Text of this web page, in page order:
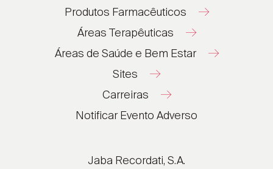
Produtos Farmacêuticos
Áreas Terapêuticas
Áreas de Saúde e Bem Estar
Sites
®
®
Carreiras
Notificar Evento Adverso
Jaba Recordati, S.A.